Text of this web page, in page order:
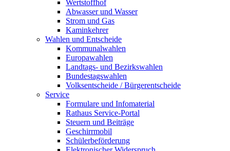
Wertstoffhof
Abwasser und Wasser
Strom und Gas
Kaminkehrer
Wahlen und Entscheide
Kommunalwahlen
Europawahlen
Landtags- und Bezirkswahlen
Bundestagswahlen
Volksentscheide / Bürgerentscheide
Service
Formulare und Infomaterial
Rathaus Service-Portal
Steuern und Beiträge
Geschirrmobil
Schülerbeförderung